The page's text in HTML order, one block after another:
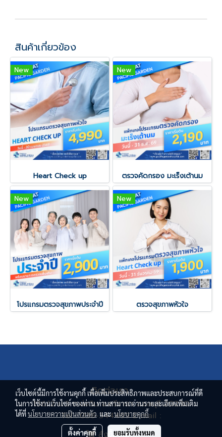
สั่งซื้อสินค้า
สินค้าเกี่ยวข้อง
New
Heart Check up
New
ตรวจคัดกรอง มะเร็งเต้านม
New
โปรแกรมตรวจสุขภาพประจำปี
New
ตรวจสุขภาพหัวใจ
ติดต่อเรา
136/2 ม.3 ต.บ่อวิน อ.ศรีราชา จ.ชลบุรี 20230
Tel : 038-344499 E-mail :
pacificgardenhospital@pgh.co.th
เว็บไซต์นี้มีการใช้งานคุกกี้ เพื่อเพิ่มประสิทธิภาพและประสบการณ์ที่ดี
ในการใช้งานเว็บไซต์ของท่าน ท่านสามารถอ่านรายละเอียดเพิ่มเติม
ได้ที่นโยบายความเป็นส่วนตัวและนโยบายคุกกี้
ตั้งค่าคุกกี้ ยอมรับทั้งหมด